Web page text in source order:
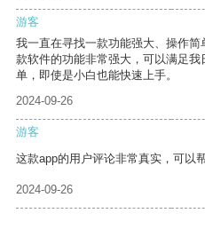
游客
我一直在寻找一款功能强大、操作
款软件的功能非常强大，可以满足
单，即使是小白也能快速上手。
2024-09-26
游客
这款app的用户评论非常真实，可以
2024-09-26